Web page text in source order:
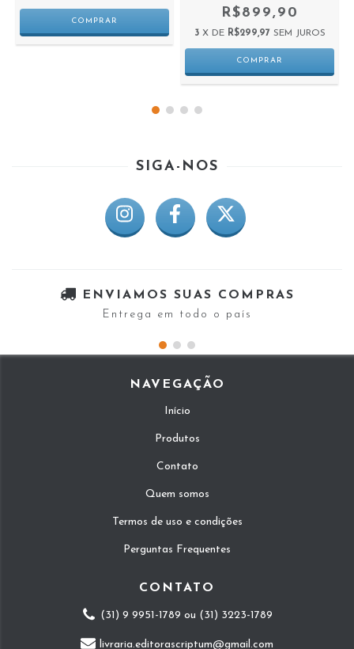
R$899,90
3 X DE R$299,97 SEM JUROS
SIGA-NOS
ENVIAMOS SUAS COMPRAS
Entrega em todo o país
NAVEGAÇÃO
Início
Produtos
Contato
Quem somos
Termos de uso e condições
Perguntas Frequentes
CONTATO
(31) 9 9951-1789 ou (31) 3223-1789
livraria.editorascriptum@gmail.com